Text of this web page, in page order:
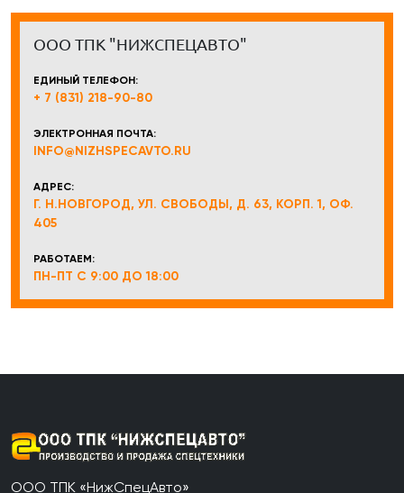
ООО ТПК "НИЖСПЕЦАВТО"
ЕДИНЫЙ ТЕЛЕФОН:
+ 7 (831) 218-90-80
ЭЛЕКТРОННАЯ ПОЧТА:
INFO@NIZHSPECAVTO.RU
АДРЕС:
Г. Н.НОВГОРОД, УЛ. СВОБОДЫ, Д. 63, КОРП. 1, ОФ.
405
РАБОТАЕМ:
ПН-ПТ С 9:00 ДО 18:00
ООО ТПК «НижСпецАвто»